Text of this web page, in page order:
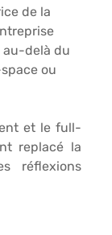
de la
delà du
ou
et le full-
replacé la
réflexions